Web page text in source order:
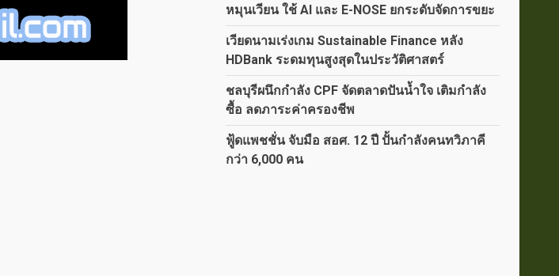
หมุนเวียน ใช้ AI และ E-NOSE ยกระดับจัดการขยะ
เวียดนามเร่งเกม Sustainable Finance หลัง
HDBank ระดมทุนสูงสุดในประวัติศาสตร์
ชลบุรีผนึกกำลัง CPF จัดตลาดปันน้ำใจ เติมกำลัง
ซื้อ ลดภาระค่าครองชีพ
ฟู้ดแพชชั่น จับมือ สอศ. 12 ปี ปั้นกำลังคนทวิภาคี
กว่า 6,000 คน